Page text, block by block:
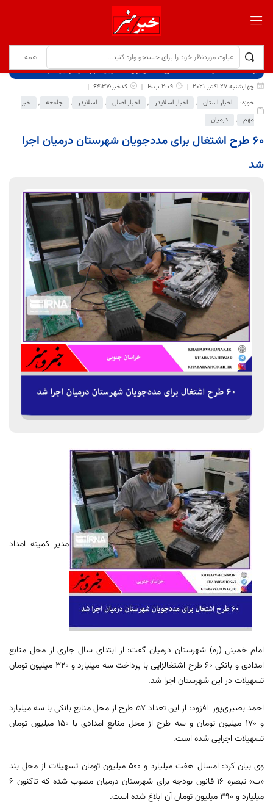
برگ نخست نوشته‌ها
۶۰ طرح اشتغال برای مددجویان شهرستان درمیان اجرا شد
چهارشنبه 27 اکتبر 2021
2:09 ب.ظ
کدخبر:64137
حوزه:
اخبار استان , اخبار اسلایدر , اخبار اصلی , اسلایدر , جامعه ,
خبر
مهم , درمیان
۶۰ طرح اشتغال برای مددجویان شهرستان درمیان اجرا
شد
مدیر کمیته امداد
امام خمینی (ره) شهرستان درمیان گفت: از ابتدای سال جاری از محل منابع
امدادی و بانکی ۶۰ طرح اشتغالزایی با پرداخت سه میلیارد و ۳۲۰ میلیون تومان
تسهیلات در این شهرستان اجرا شد.
احمد بصیری‌پور افزود: از این تعداد ۵۷ طرح از محل منابع بانکی با سه میلیارد
و ۱۷۰ میلیون تومان و سه طرح از محل منابع امدادی با ۱۵۰ میلیون تومان
تسهیلات اجرایی شده است.
وی بیان کرد: امسال هفت میلیارد و ۵۰۰ میلیون تومان تسهیلات از محل بند
«ب» تبصره ۱۶ قانون بودجه برای شهرستان درمیان مصوب شده که تاکنون ۶
میلیارد و ۳۹۰ میلیون تومان آن ابلاغ شده است.